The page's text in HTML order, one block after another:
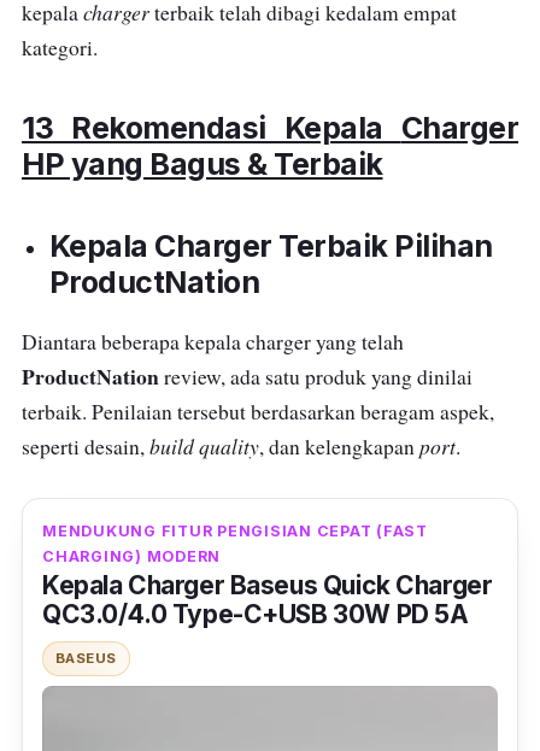
kepalachargerterbaik telah dibagi kedalam empat
kategori.
13 Rekomendasi Kepala Charger
HP yang Bagus & Terbaik
Kepala Charger Terbaik Pilihan
ProductNation
Diantara beberapa kepala charger yang telah
ProductNationreview, ada satu produk yang dinilai
terbaik. Penilaian tersebut berdasarkan beragam aspek,
seperti desain,build quality, dan kelengkapanport.
MENDUKUNG FITUR PENGISIAN CEPAT (FAST
CHARGING) MODERN
Kepala Charger Baseus Quick Charger
QC3.0/4.0 Type-C+USB 30W PD 5A
BASEUS